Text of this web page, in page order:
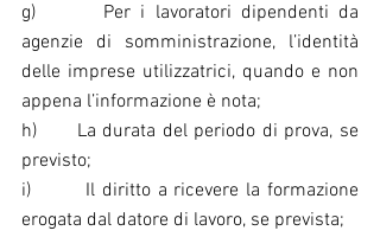
g)       Per i lavoratori dipendenti da
agenzie di somministrazione, l’identità
delle imprese utilizzatrici, quando e non
appena l’informazione è nota;
h)      La durata del periodo di prova, se
previsto;
i)        Il diritto a ricevere la formazione
erogata dal datore di lavoro, se prevista;